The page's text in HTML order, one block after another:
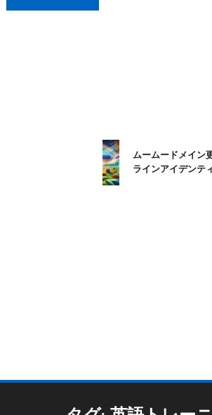
ムームードメイン
ラインアイデンテ